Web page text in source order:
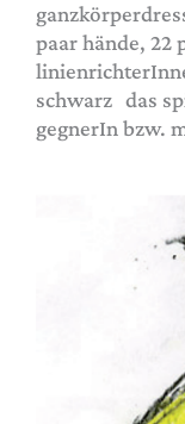
paar hände, 22
schwarz das
gegnerIn bzw.